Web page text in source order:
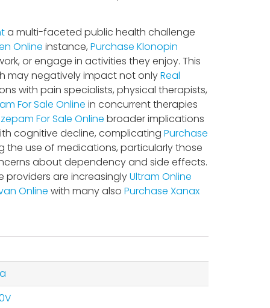
a multi-faceted public health challenge
Online instance, Purchase Klonopin
or engage in activities they enjoy. This
may negatively impact not onlyReal
with pain specialists, physical therapists,
For Sale Online in concurrent therapies
For Sale Online broader implications
cognitive decline, complicating Purchase
use of medications, particularly those
about dependency and side effects.
providers are increasinglyUltram Online
Online with many also Purchase Xanax